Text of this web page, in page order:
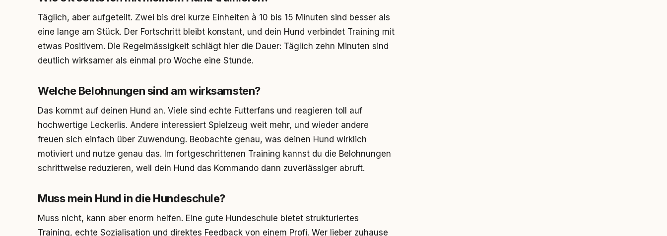
Täglich, aber aufgeteilt. Zwei bis drei kurze Einheiten à 10 bis 15 Minuten sind besser als
eine lange am Stück. Der Fortschritt bleibt konstant, und dein Hund verbindet Training mit
etwas Positivem. Die Regelmässigkeit schlägt hier die Dauer: Täglich zehn Minuten sind
deutlich wirksamer als einmal pro Woche eine Stunde.
Welche Belohnungen sind am wirksamsten?
Das kommt auf deinen Hund an. Viele sind echte Futterfans und reagieren toll auf
hochwertige Leckerlis. Andere interessiert Spielzeug weit mehr, und wieder andere
freuen sich einfach über Zuwendung. Beobachte genau, was deinen Hund wirklich
motiviert und nutze genau das. Im fortgeschrittenen Training kannst du die Belohnungen
schrittweise reduzieren, weil dein Hund das Kommando dann zuverlässiger abruft.
Muss mein Hund in die Hundeschule?
Muss nicht, kann aber enorm helfen. Eine gute Hundeschule bietet strukturiertes
Training, echte Sozialisation und direktes Feedback von einem Profi. Wer lieber zuhause